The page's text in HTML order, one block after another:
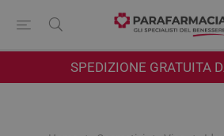
SPEDIZIONE GRATUITA